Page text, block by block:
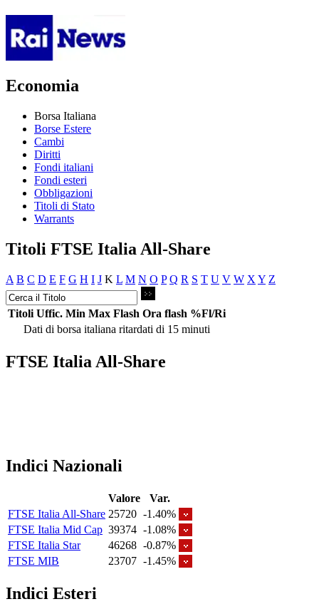
Economia
Borsa Italiana
Borse Estere
Cambi
Diritti
Fondi italiani
Fondi esteri
Obbligazioni
Titoli di Stato
Warrants
Titoli FTSE Italia All-Share
A B C D E F G H I J K L M N O P Q R S T U V W X Y Z
Titoli Uffic. Min Max Flash Ora flash %Fl/Ri
Dati di borsa italiana ritardati di 15 minuti
FTSE Italia All-Share
Indici Nazionali
Valore
Var.
FTSE Italia All-Share 25720 -1.40%
FTSE Italia Mid Cap 39374 -1.08%
FTSE Italia Star
46268 -0.87%
FTSE MIB
23707 -1.45%
Indici Esteri